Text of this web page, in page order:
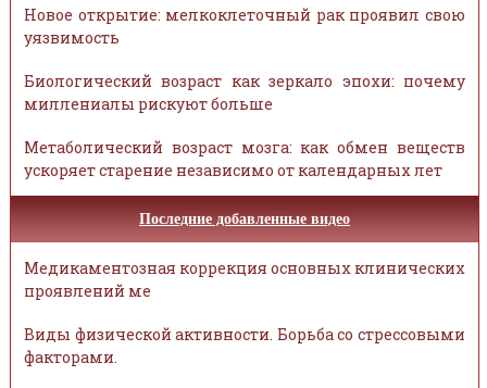
Новое открытие: мелкоклеточный рак проявил свою
уязвимость
Биологический возраст как зеркало эпохи: почему
миллениалы рискуют больше
Метаболический возраст мозга: как обмен веществ
ускоряет старение независимо от календарных лет
Последние добавленные видео
Медикаментозная коррекция основных клинических
проявлений ме
Виды физической активности. Борьба со стрессовыми
факторами.